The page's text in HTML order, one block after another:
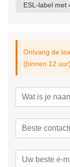
ESL-label met
Ontvang de
(binnen 12 uur)